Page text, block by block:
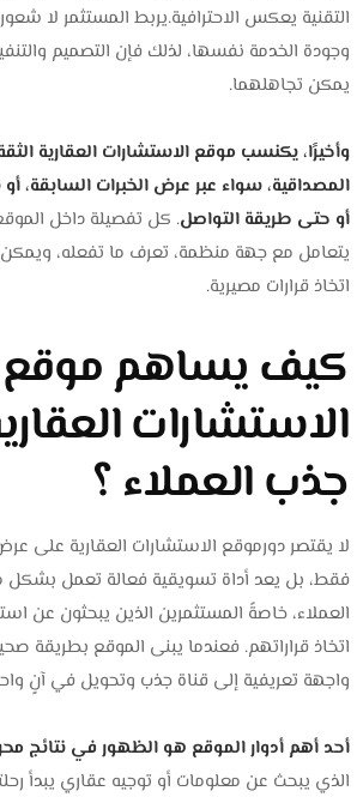
التقنية يعكس الاحترافية.يربط المستثمر لا
وجودة الخدمة نفسها، لذلك فإن التصميم
يمكن تجاهلهما.
وأخيرًا، يكنسب موقع الاستشارات العقارية
المصداقية، سواء عبر عرض الخبرات السابقة،
أو حتى طريقة التواصل. كل تفصيلة داخل
يتعامل مع جهة منظمة، تعرف ما تفعله، ويمكن
اتخاذ قرارات مصيرية.
كيف يساهم موقع
الاستشارات
جذب العملاء ؟
لا يقتصر دورموقع الاستشارات العقارية على
فقط، بل يعد أداة تسويقية فعالة تعمل
العملاء، خاصةً المستثمرين الذين يبحثون عن
اتخاذ قراراتهم. فعندما يبنى الموقع بطريقة
واجهة تعريفية إلى قناة جذب وتحويل في آنٍ
أحد أهم أدوار الموقع هو الظهور في نتائج